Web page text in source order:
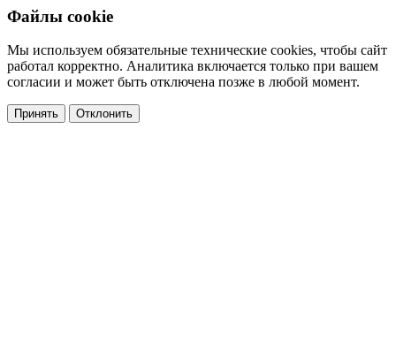
Файлы cookie
Мы используем обязательные технические cookies, чтобы сайт
работал корректно. Аналитика включается только при вашем
согласии и может быть отключена позже в любой момент.
Принять Отклонить